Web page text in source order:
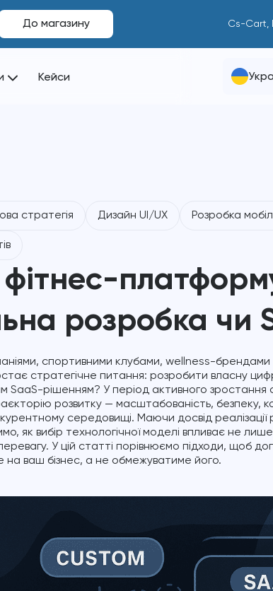
До магазину Cs-Cart,
Кейси
стратегія Дизайн UI/UX Розробка
розробка чи
спортивними клубами, wellness-
стратегічне питання: розробити власну
SaaS-рішенням? У період активного
розвитку — масштабованість, безпеку,
середовищі. Маючи досвід реалізації
як вибір технологічної моделі впливає не
У цій статті порівнюємо підходи, щоб
ваш бізнес, а не обмежуватиме його.